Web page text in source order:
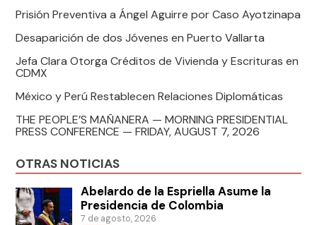
Prisión Preventiva a Ángel Aguirre por Caso Ayotzinapa
Desaparición de dos Jóvenes en Puerto Vallarta
Jefa Clara Otorga Créditos de Vivienda y Escrituras en
CDMX
México y Perú Restablecen Relaciones Diplomáticas
THE PEOPLE’S MAÑANERA — MORNING PRESIDENTIAL
PRESS CONFERENCE — FRIDAY, AUGUST 7, 2026
OTRAS NOTICIAS
Abelardo de la Espriella Asume la
Presidencia de Colombia
7 de agosto, 2026